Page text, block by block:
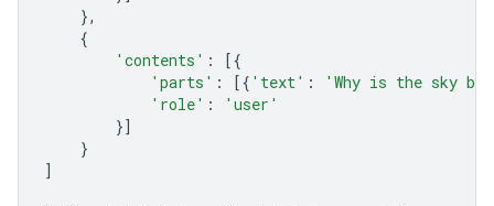
},
{
'contents' :
[{
'parts' : [{ 'text' :
'Why is the sky
'role' :
'user'
}]
}
]